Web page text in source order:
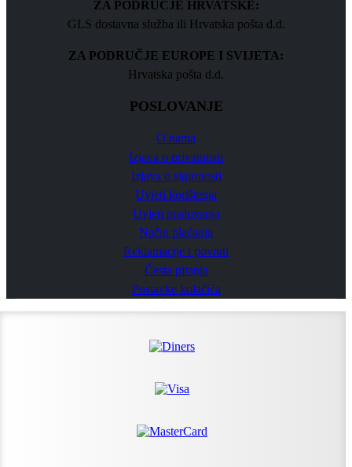
ZA PODRUČJE HRVATSKE:
GLS dostavna služba ili Hrvatska pošta d.d.
ZA PODRUČJE EUROPE I SVIJETA:
Hrvatska pošta d.d.
POSLOVANJE
O nama
Izjava o privatnosti
Izjava o sigurnosti
Uvjeti korištenja
Uvjeti poslovanja
Način plaćanja
Reklamacije i povrati
Česta pitanja
Postavke kolačića